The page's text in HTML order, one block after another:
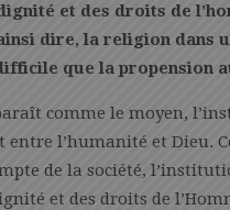
et des droits de
dire, la religion dans
que la propension
comme le moyen,
entre l’humanité et Dieu.
de la société,
et des droits de